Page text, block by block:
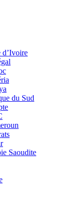
d’Ivoire
du Sud
Saoudite